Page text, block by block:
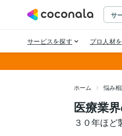
ホーム 悩み
医療業
３０年ほど